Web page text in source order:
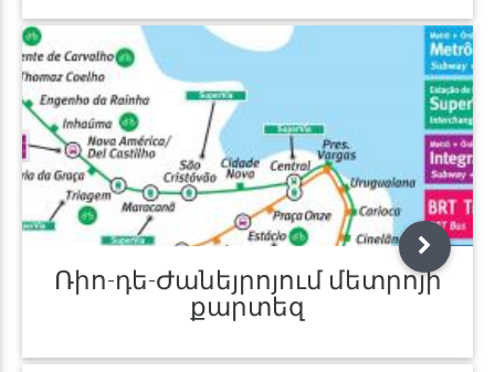
Ռիո-դե-Ժանեյրոյում մետրոյի
քարտեզ